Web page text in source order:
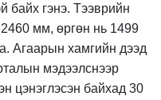
байх гэнэ. Тээврийн
мм, өргөн нь 1499
Агаарын хамгийн дээд
мэдээлснээр
цэнэглэсэн байхад 30